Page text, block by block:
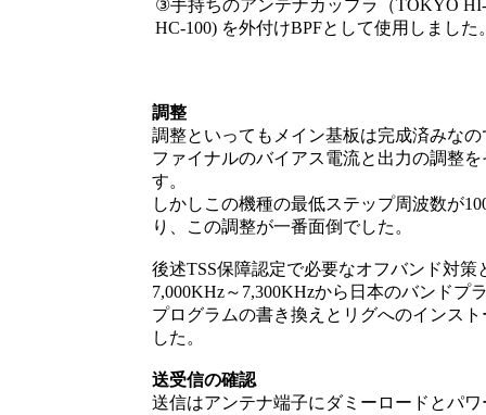
③手持ちのアンテナカップラ（TOKYO
HC-100) を外付けBPFとして使用しました
調整
調整といってもメイン基板は完成済みな
ファイナルのバイアス電流と出力の調整
す。
しかしこの機種の最低ステップ周波数が
り、この調整が一番面倒でした。
後述TSS保障認定で必要なオフバンド対
7,000KHz～7,300KHzから日本のバンドプ
プログラムの書き換えとリグへのインス
した。
送受信の確認
送信はアンテナ端子にダミーロードとパ